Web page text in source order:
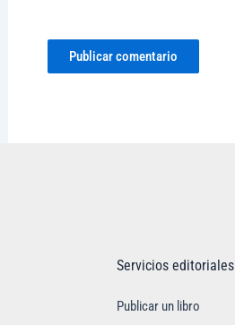
Servicios editoriales
Publicar un libro